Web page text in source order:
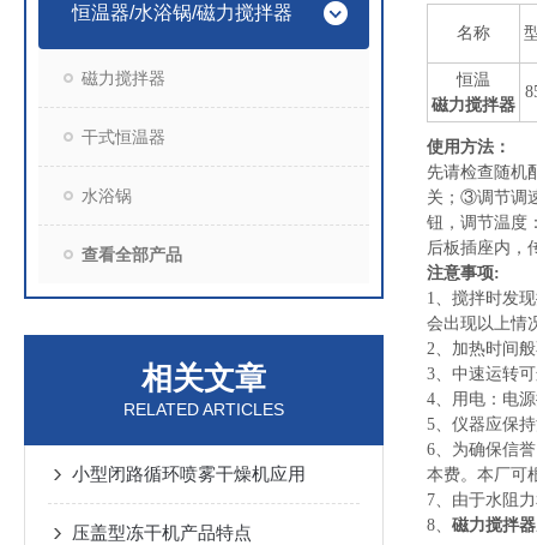
恒温器/水浴锅/磁力搅拌器
磁力搅拌器
干式恒温器
水浴锅
查看全部产品
相关文章
RELATED ARTICLES
小型闭路循环喷雾干燥机应用
压盖型冻干机产品特点
名称
恒温
磁力搅拌器
使用方法：
先请检查随机
关；③调节调
钮，调节温度
后板插座内，
注意事项:
1、搅拌时发
会出现以上情
2、加热时间
3、中速运转
4、用电：电
5、仪器应保
6、为确保信
本费。本厂可
7、由于水阻
8、 磁力搅拌器